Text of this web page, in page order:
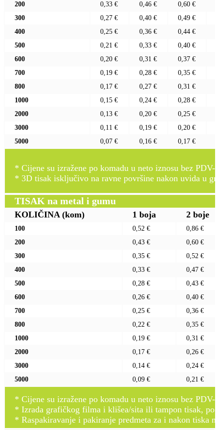
200
0,33 € 0,46 € 0,60 €
300
0,27 € 0,40 € 0,49 €
400
0,25 € 0,36 € 0,44 €
500
0,21 € 0,33 € 0,40 €
600
0,20 € 0,31 € 0,37 €
700
0,19 € 0,28 € 0,35 €
800
0,17 € 0,27 € 0,31 €
1000
0,15 € 0,24 € 0,28 €
2000
0,13 € 0,20 € 0,25 €
3000
0,11 € 0,19 € 0,20 €
5000
0,07 € 0,16 € 0,17 €
* Cijene su izražene po komadu u neto iznosu bez PDV-
* 3D tisak isključivo na ravne površine nakon uvida u
TISAK na metal i gumu
KOLIČINA (kom) 1 boja 2 boje
100 0,52 €
0,86 €
200
0,43 €
0,60 €
300
0,35 €
0,52 €
400
0,33 €
0,47 €
500
0,28 €
0,43 €
600
0,26 €
0,40 €
700
0,25 €
0,36 €
800
0,22 €
0,35 €
1000
0,19 €
0,31 €
2000
0,17 €
0,26 €
3000
0,14 €
0,24 €
5000
0,09 € 0,21 €
* Cijene su izražene po komadu u neto iznosu bez PDV-
* Izrada grafičkog filma i klišea/sita ili tampon tisak, po
* Raspakiravanje i pakiranje predmeta za i nakon tiska